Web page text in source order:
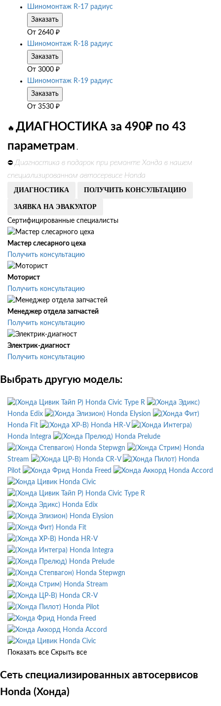
Шиномонтаж R-17 радиус
Заказать
От 2640 ₽
Шиномонтаж R-18 радиус
Заказать
От 3000 ₽
Шиномонтаж R-19 радиус
Заказать
От 3530 ₽
🔥 ДИАГНОСТИКА за 490₽ по 43
параметрам .
⛔ Диагностика в подарок при ремонте Хонда в нашем
специализированном автосервисе Honda
ДИАГНОСТИКА ПОЛУЧИТЬ КОНСУЛЬТАЦИЮ
ЗАЯВКА НА ЭВАКУАТОР
Сертифицированные специалисты
Мастер слесарного цеха
Получить консультацию
Моторист
Получить консультацию
Менеджер отдела запчастей
Получить консультацию
Электрик-диагност
Получить консультацию
Выбрать другую модель:
Honda Civic Type R
Honda Edix
Honda Elysion
Honda Fit
Honda HR-V
Honda Integra
Honda Prelude
Honda Stepwgn
Honda
Stream
Honda CR-V
Honda
Pilot
Honda Freed
Honda Accord
Honda Civic
Honda Civic Type R
Honda Edix
Honda Elysion
Honda Fit
Honda HR-V
Honda Integra
Honda Prelude
Honda Stepwgn
Honda Stream
Honda CR-V
Honda Pilot
Honda Freed
Honda Accord
Honda Civic
Показать все Скрыть все
Сеть специализированных автосервисов
Honda (Хонда)